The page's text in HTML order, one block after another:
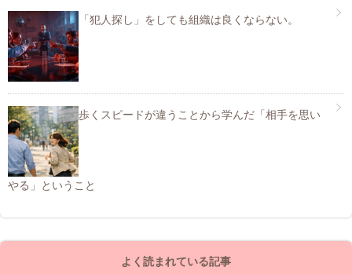
「犯人探し」をしても組織は良くならない。
歩くスピードが違うことから学んだ「相手を思い
やる」ということ
よく読まれている記事